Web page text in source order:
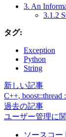
3. An
3.1.2
タグ:
Exception
Python
String
新しい記事
C++,
過去の記事
ユーザー管理に
ソースコー